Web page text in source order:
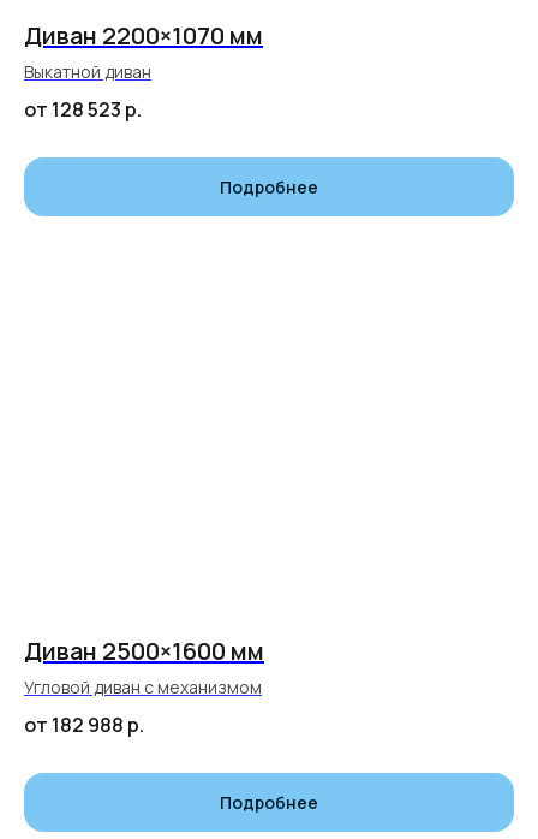
Диван 2200×1070 мм
Выкатной диван
от 128 523 р.
Подробнее
Диван 2500×1600 мм
Угловой диван с механизмом
от 182 988 р.
Подробнее